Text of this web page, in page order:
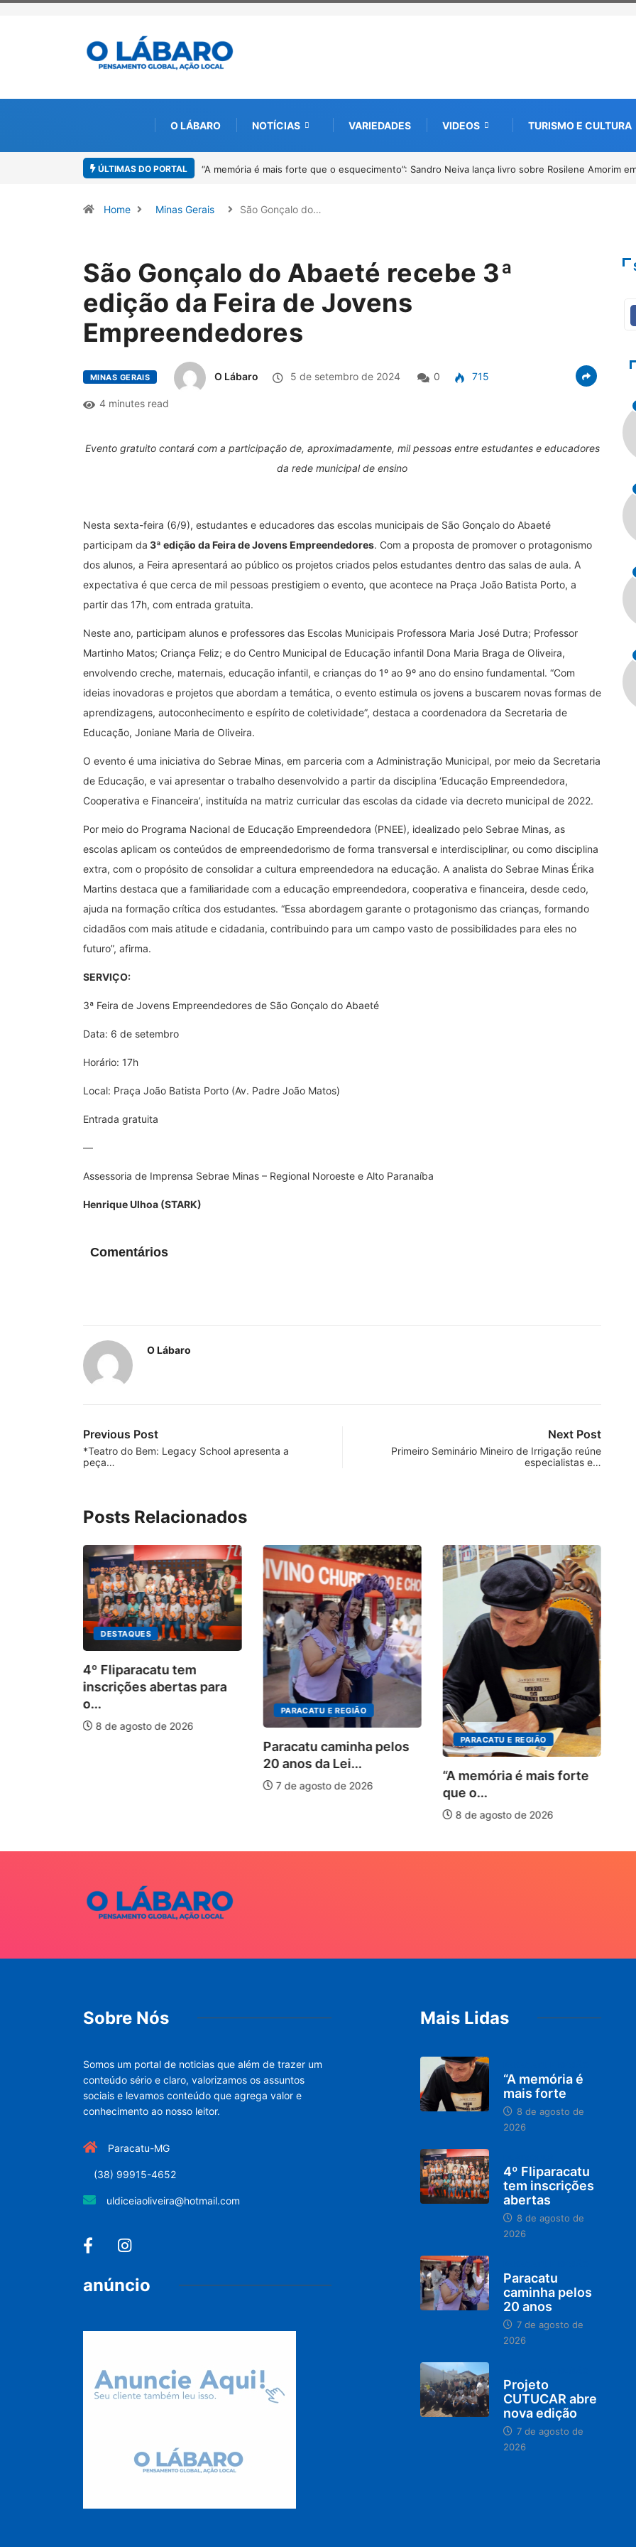
O LÁBARO NOTÍCIAS VARIEDADES VIDEOS TURISMO E CULTURA
ÚLTIMAS DO PORTAL
Neiva lança livro sobre Rosilene Amorim em Paracatu 4º Fliparacatu tem inscrições abertas para o Prêmio de Redação e Desenho até o
Home Minas Gerais São Gonçalo do…
São Gonçalo do Abaeté recebe 3ª
edição da Feira de Jovens
Empreendedores
MINAS GERAIS O Lábaro 5 de setembro de 2024 0 715
4 minutes read
Evento gratuito contará com a participação de, aproximadamente, mil pessoas entre estudantes e educadores
da rede municipal de ensino
Nesta sexta-feira (6/9), estudantes e educadores das escolas municipais de São Gonçalo do Abaeté
participam da 3ª edição da Feira de Jovens Empreendedores. Com a proposta de promover o protagonismo
dos alunos, a Feira apresentará ao público os projetos criados pelos estudantes dentro das salas de aula. A
expectativa é que cerca de mil pessoas prestigiem o evento, que acontece na Praça João Batista Porto, a
partir das 17h, com entrada gratuita.
Neste ano, participam alunos e professores das Escolas Municipais Professora Maria José Dutra; Professor
Martinho Matos; Criança Feliz; e do Centro Municipal de Educação infantil Dona Maria Braga de Oliveira,
envolvendo creche, maternais, educação infantil, e crianças do 1º ao 9º ano do ensino fundamental. “Com
ideias inovadoras e projetos que abordam a temática, o evento estimula os jovens a buscarem novas formas de
aprendizagens, autoconhecimento e espírito de coletividade”, destaca a coordenadora da Secretaria de
Educação, Joniane Maria de Oliveira.
O evento é uma iniciativa do Sebrae Minas, em parceria com a Administração Municipal, por meio da Secretaria
de Educação, e vai apresentar o trabalho desenvolvido a partir da disciplina ‘Educação Empreendedora,
Cooperativa e Financeira’, instituída na matriz curricular das escolas da cidade via decreto municipal de 2022.
Por meio do Programa Nacional de Educação Empreendedora (PNEE), idealizado pelo Sebrae Minas, as
escolas aplicam os conteúdos de empreendedorismo de forma transversal e interdisciplinar, ou como disciplina
extra, com o propósito de consolidar a cultura empreendedora na educação. A analista do Sebrae Minas Érika
Martins destaca que a familiaridade com a educação empreendedora, cooperativa e financeira, desde cedo,
ajuda na formação crítica dos estudantes. “Essa abordagem garante o protagonismo das crianças, formando
cidadãos com mais atitude e cidadania, contribuindo para um campo vasto de possibilidades para eles no
futuro”, afirma.
SERVIÇO:
3ª Feira de Jovens Empreendedores de São Gonçalo do Abaeté
Data: 6 de setembro
Horário: 17h
Local: Praça João Batista Porto (Av. Padre João Matos)
Entrada gratuita
—
Assessoria de Imprensa Sebrae Minas – Regional Noroeste e Alto Paranaíba
Henrique Ulhoa (STARK)
Comentários
O Lábaro
Previous Post
*Teatro do Bem: Legacy School apresenta a
peça…
Next Post
Primeiro Seminário Mineiro de Irrigação reúne
especialistas e…
Posts Relacionados
DESTAQUES
4º Fliparacatu tem
inscrições abertas para
o...
8 de agosto de 2026
PARACATU E REGIÃO
Paracatu caminha pelos
20 anos da Lei...
7 de agosto de 2026
PARACATU E REGIÃO
“A memória é mais forte
que o...
8 de agosto de 2026
Sobre Nós
Somos um portal de noticias que além de trazer um
conteúdo sério e claro, valorizamos os assuntos
sociais e levamos conteúdo que agrega valor e
conhecimento ao nosso leitor.
Paracatu-MG
(38) 99915-4652
uldiceiaoliveira@hotmail.com
anúncio
Mais Lidas
“A memória é
mais forte
8 de agosto de
2026
4º Fliparacatu
tem inscrições
abertas
8 de agosto de
2026
Paracatu
caminha pelos
20 anos
7 de agosto de
2026
Projeto
CUTUCAR abre
nova edição
7 de agosto de
2026